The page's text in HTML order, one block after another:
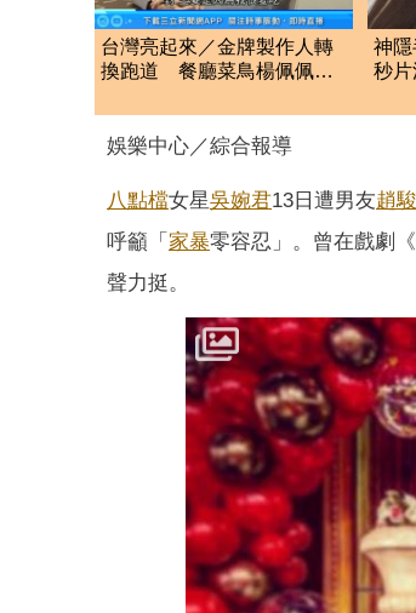
台灣亮起來／金牌製作人轉
換跑道 餐廳菜鳥楊佩佩事
神
秒
娛樂中心／綜合報導
八點檔女星吳婉君13日遭男友趙
呼籲「 家暴零容忍」。曾在戲劇
聲力挺。